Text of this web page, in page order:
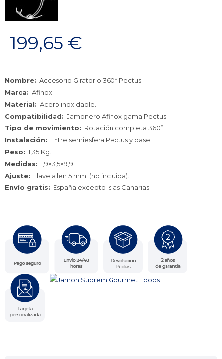
199,65 €
Nombre: Accesorio Giratorio 360º Pectus.
Marca: Afinox.
Material: Acero inoxidable.
Compatibilidad: Jamonero Afinox gama Pectus.
Tipo de movimiento: Rotación completa 360º.
Instalación: Entre semiesfera Pectus y base.
Peso: 1,35 Kg.
Medidas: 1,9×3,5×9,9.
Ajuste: Llave allen 5 mm. (no incluida).
Envío gratis: España excepto Islas Canarias.